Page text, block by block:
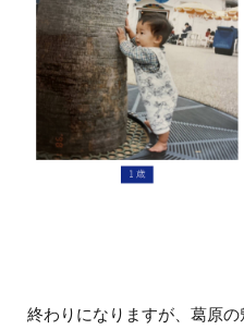
終わりになりますが、葛原